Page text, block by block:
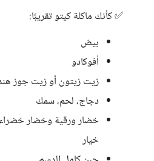
✅ كأنك ماكلة كيتو تقريبًا:
بيض
أفوكادو
زيت زيتون أو زيت جوز
دجاج، لحم، سمك
خضار ورقية وخضار
خيار